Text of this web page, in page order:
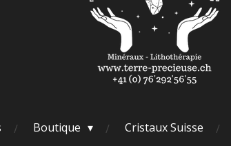
Boutique Cristaux Suisse